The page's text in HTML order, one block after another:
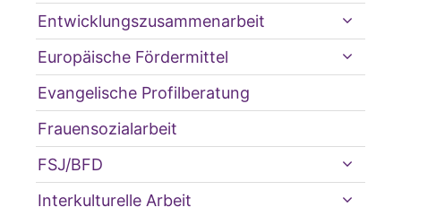
Entwicklungszusammenarbeit
Europäische Fördermittel
Evangelische Profilberatung
Frauensozialarbeit
FSJ/BFD
Interkulturelle Arbeit